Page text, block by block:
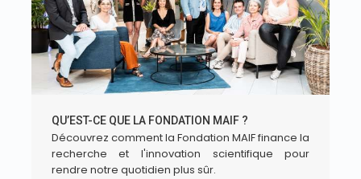
QU’EST-CE QUE LA FONDATION MAIF ?
Découvrez comment la Fondation MAIF finance la
recherche et l'innovation scientifique pour
rendre notre quotidien plus sûr.